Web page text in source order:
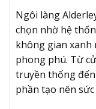
Ngôi làng
chọn nhờ hệ
không gian xanh
phong phú. Từ
truyền thống
phần tạo nên